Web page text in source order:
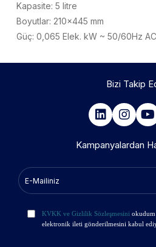
Kapasite: 5 litre
Boyutlar: 210x445 mm
Güç: 0,065 Elek. kW ~ 50/60Hz
Bizi Takip
Kampanyalardan
KVKK ve Gizlilik Sözleşmesini okudum
elektronik ileti gönderilmesini kabul